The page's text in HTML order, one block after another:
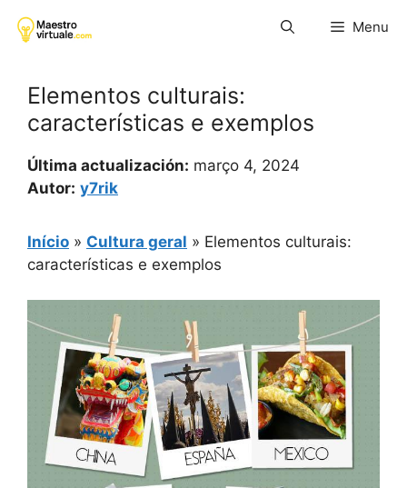
para
Menu
Elementos culturais:
características e exemplos
Última actualización: março 4, 2024
Autor: y7rik
Início » Cultura geral » Elementos culturais:
características e exemplos